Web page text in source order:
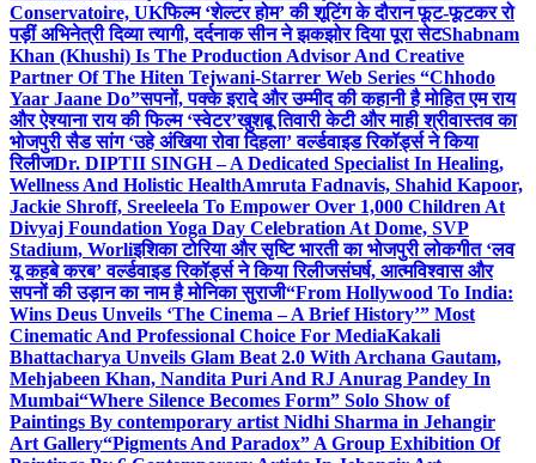
Conservatoire, UKफिल्म ‘शेल्टर होम’ की शूटिंग के दौरान फूट-फूटकर रो
पड़ीं अभिनेत्री दिव्या त्यागी, दर्दनाक सीन ने झकझोर दिया पूरा सेटShabnam
Khan (Khushi) Is The Production Advisor And Creative
Partner Of The Hiten Tejwani-Starrer Web Series “Chhodo
Yaar Jaane Do”सपनों, पक्के इरादे और उम्मीद की कहानी है मोहित एम राय
और ऐश्याना राय की फिल्म ‘स्वेटर’खुशबू तिवारी केटी और माही श्रीवास्तव का
भोजपुरी सैड सांग ‘उहे अंखिया रोवा दिहला’ वर्ल्डवाइड रिकॉर्ड्स ने किया
रिलीजDr. DIPTII SINGH – A Dedicated Specialist In Healing,
Wellness And Holistic HealthAmruta Fadnavis, Shahid Kapoor,
Jackie Shroff, Sreeleela To Empower Over 1,000 Children At
Divyaj Foundation Yoga Day Celebration At Dome, SVP
Stadium, Worliइशिका टोरिया और सृष्टि भारती का भोजपुरी लोकगीत ‘लव
यू कहबे करब’ वर्ल्डवाइड रिकॉर्ड्स ने किया रिलीजसंघर्ष, आत्मविश्वास और
सपनों की उड़ान का नाम है मोनिका सुराजी“From Hollywood To India:
Wins Deus Unveils ‘The Cinema – A Brief History’” Most
Cinematic And Professional Choice For MediaKakali
Bhattacharya Unveils Glam Beat 2.0 With Archana Gautam,
Mehjabeen Khan, Nandita Puri And RJ Anurag Pandey In
Mumbai“Where Silence Becomes Form” Solo Show of
Paintings By contemporary artist Nidhi Sharma in Jehangir
Art Gallery“Pigments And Paradox” A Group Exhibition Of